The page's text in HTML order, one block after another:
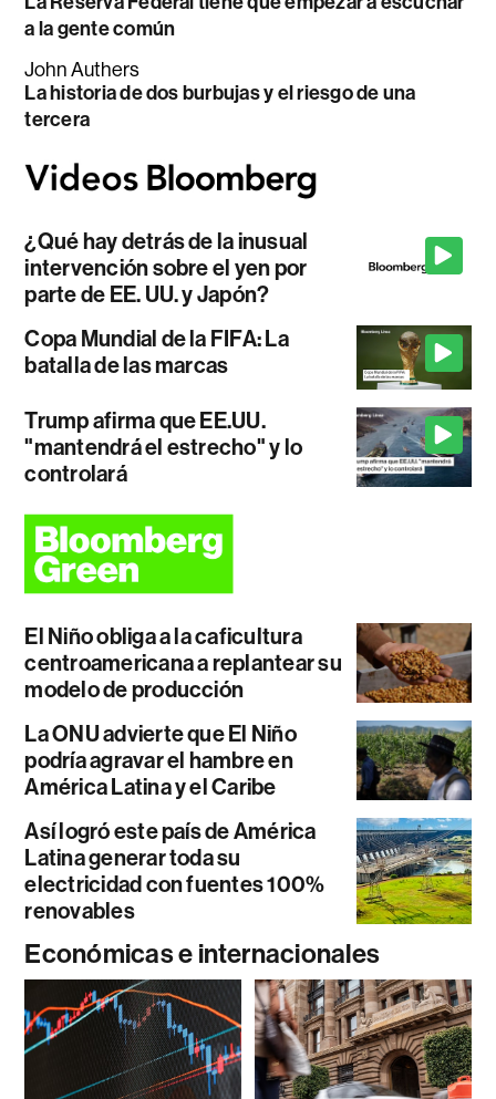
a la gente común
John Authers
La historia de dos burbujas y el riesgo de una
tercera
¿Qué hay detrás de la inusual
intervención sobre el yen por
parte de EE. UU. y Japón?
Copa Mundial de la FIFA: La
batalla de las marcas
Trump afirma que EE.UU.
"mantendrá el estrecho" y lo
controlará
El Niño obliga a la caficultura
centroamericana a replantear su
modelo de producción
La ONU advierte que El Niño
podría agravar el hambre en
América Latina y el Caribe
Así logró este país de América
Latina generar toda su
electricidad con fuentes 100%
renovables
Económicas e internacionales